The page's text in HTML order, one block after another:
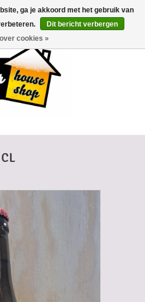
0 Artikelen - €0,00
ga je akkoord met het gebruik van
Dit bericht verbergen
cookies »